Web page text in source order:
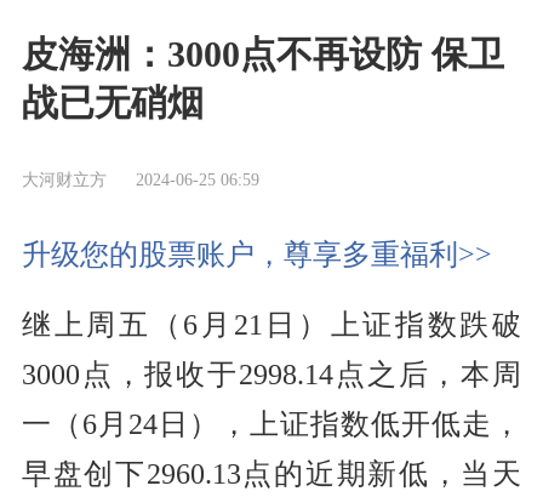
皮海洲：3000点不再设防 保卫
战已无硝烟
大河财立方 2024-06-25 06:59
升级您的股票账户，尊享多重福利>>
继上周五（6月21日）上证指数跌破
3000点，报收于2998.14点之后，本周
一（6月24日），上证指数低开低走，
早盘创下2960.13点的近期新低，当天